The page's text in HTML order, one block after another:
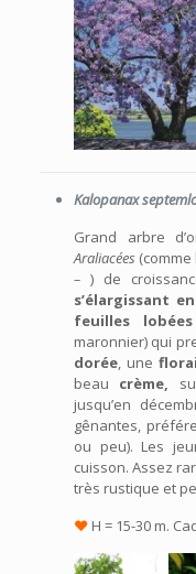
Kalopanax
Grand arbre
Araliacées (comme
– ) de
s’élargissant
feuilles lobées
maronnier) qui
dorée, une
beau crème,
jusqu’en
gênantes,
ou peu). Les
cuisson. Assez
très rustique et
♥H = 15-30 m.